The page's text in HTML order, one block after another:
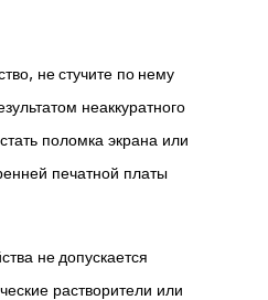
не стучите по нему
неаккуратного
поломка экрана или
печатной платы
не допускается
растворители или